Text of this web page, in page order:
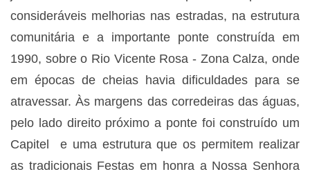
consideráveis melhorias nas estradas, na estrutura
comunitária e a importante ponte construída em
1990, sobre o Rio Vicente Rosa - Zona Calza, onde
em épocas de cheias havia dificuldades para se
atravessar. Às margens das corredeiras das águas,
pelo lado direito próximo a ponte foi construído um
Capitel e uma estrutura que os permitem realizar
as tradicionais Festas em honra a Nossa Senhora